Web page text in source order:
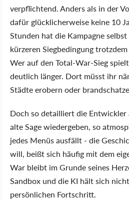
verpflichtend. Anders als in der
dafür glücklicherweise keine 10
Stunden hat die Kampagne
kürzeren Siegbedingung trotzdem
Wer auf den Total-War-Sieg
deutlich länger. Dort müsst ihr
Städte erobern oder
Doch so detailliert die Entwickler
alte Sage wiedergeben, so
jedes Menüs ausfällt - die
will, beißt sich häufig mit dem
War bleibt im Grunde seines
Sandbox und die KI hält sich
persönlichen Fortschritt.